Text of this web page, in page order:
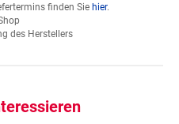
finden Sie hier.
des Herstellers